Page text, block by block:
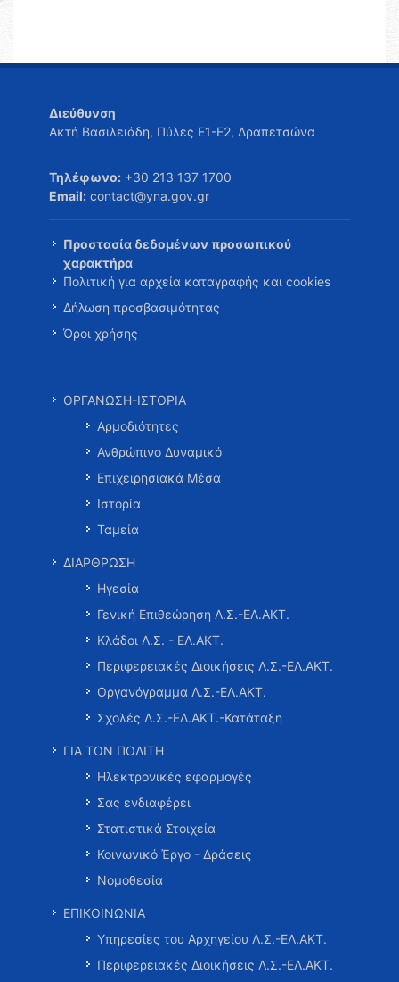
Διεύθυνση
Ακτή Βασιλειάδη, Πύλες Ε1-Ε2, Δραπετσώνα
Τηλέφωνο: +30 213 137 1700
Email: contact@yna.gov.gr
Προστασία δεδομένων προσωπικού
χαρακτήρα
Πολιτική για αρχεία καταγραφής και cookies
Δήλωση προσβασιμότητας
Όροι χρήσης
ΟΡΓΑΝΩΣΗ-ΙΣΤΟΡΙΑ
Αρμοδιότητες
Ανθρώπινο Δυναμικό
Επιχειρησιακά Μέσα
Ιστορία
Ταμεία
ΔΙΑΡΘΡΩΣΗ
Ηγεσία
Γενική Επιθεώρηση Λ.Σ.-ΕΛ.ΑΚΤ.
Κλάδοι Λ.Σ. - ΕΛ.ΑΚΤ.
Περιφερειακές Διοικήσεις Λ.Σ.-ΕΛ.ΑΚΤ.
Οργανόγραμμα Λ.Σ.-ΕΛ.ΑΚΤ.
Σχολές Λ.Σ.-ΕΛ.ΑΚΤ.-Κατάταξη
ΓΙΑ ΤΟΝ ΠΟΛΙΤΗ
Ηλεκτρονικές εφαρμογές
Σας ενδιαφέρει
Στατιστικά Στοιχεία
Κοινωνικό Έργο - Δράσεις
Νομοθεσία
ΕΠΙΚΟΙΝΩΝΙΑ
Υπηρεσίες του Αρχηγείου Λ.Σ.-ΕΛ.ΑΚΤ.
Περιφερειακές Διοικήσεις Λ.Σ.-ΕΛ.ΑΚΤ.